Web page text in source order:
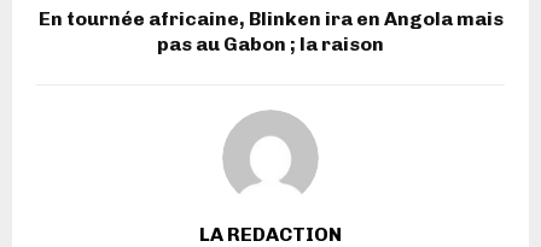
En tournée africaine, Blinken ira en Angola mais
pas au Gabon ; la raison
LA REDACTION